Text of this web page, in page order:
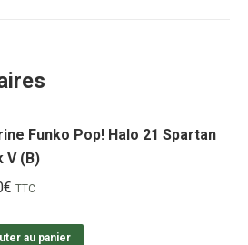
Funko Pop! Halo 21 Spartan
V (B)
€ TTC
au panier